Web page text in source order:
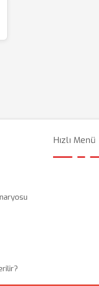
Hızlı Menü